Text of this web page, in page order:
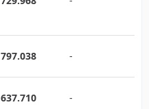
797.038 -
637.710 -